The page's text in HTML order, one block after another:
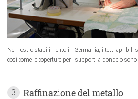
Nel nostro stabilimento in Germania, i tetti apribili
così come le coperture per i supporti a dondolo sono
3 Raffinazione del metallo